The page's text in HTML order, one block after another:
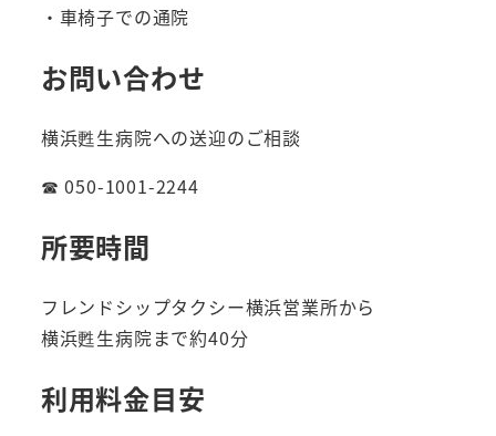
・車椅子での通院
お問い合わせ
横浜甦生病院への送迎のご相談
☎ 050-1001-2244
所要時間
フレンドシップタクシー横浜営業所から
横浜甦生病院まで約40分
利用料金目安